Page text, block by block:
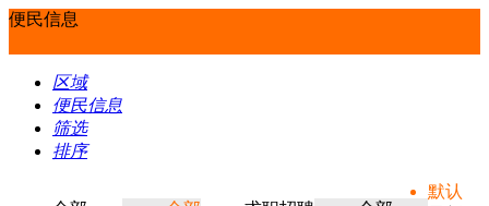
便民信息
区域
便民信息
筛选
排序
默认